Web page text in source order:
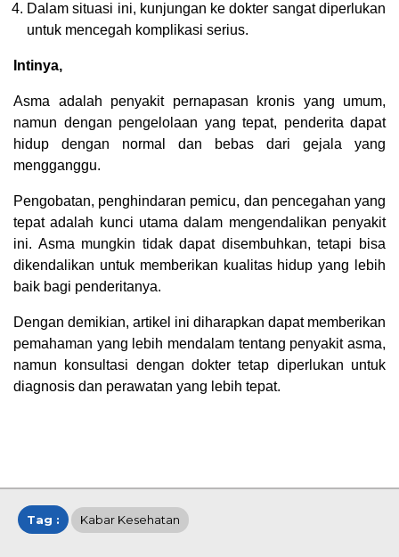
Dalam situasi ini, kunjungan ke dokter sangat diperlukan
untuk mencegah komplikasi serius.
Intinya,
Asma adalah penyakit pernapasan kronis yang umum,
namun dengan pengelolaan yang tepat, penderita dapat
hidup dengan normal dan bebas dari gejala yang
mengganggu.
Pengobatan, penghindaran pemicu, dan pencegahan yang
tepat adalah kunci utama dalam mengendalikan penyakit
ini. Asma mungkin tidak dapat disembuhkan, tetapi bisa
dikendalikan untuk memberikan kualitas hidup yang lebih
baik bagi penderitanya.
Dengan demikian, artikel ini diharapkan dapat memberikan
pemahaman yang lebih mendalam tentang penyakit asma,
namun konsultasi dengan dokter tetap diperlukan untuk
diagnosis dan perawatan yang lebih tepat.
Tag : Kabar Kesehatan